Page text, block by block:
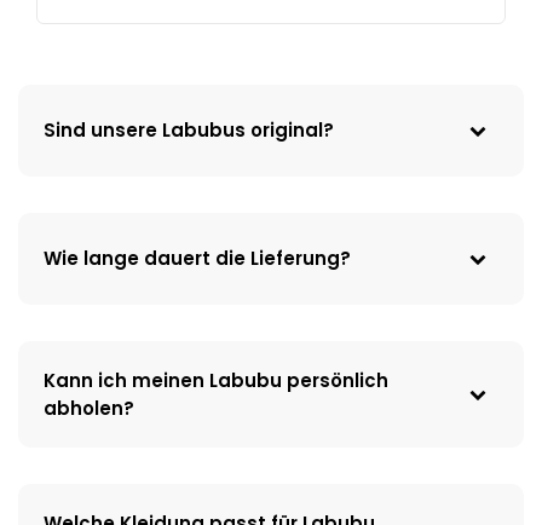
Sind unsere Labubus original?
Wie lange dauert die Lieferung?
Kann ich meinen Labubu persönlich
abholen?